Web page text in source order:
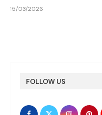
15/03/2026
FOLLOW US